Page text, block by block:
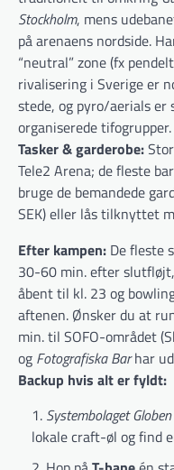
Stockholm, mens
på arenaens nordside.
“neutral” zone (fx
rivalisering i Sverige er
stede, og pyro/aerials
organiserede tifogrupper.
Tasker & garderobe:
Tele2 Arena; de fleste
bruge de bemandede
SEK) eller lås tilknyttet
Efter kampen: De fleste
30-60 min. efter
åbent til kl. 23 og
aftenen. Ønsker du at
min. til SOFO-området
og Fotografiska Barhar
Backup hvis alt er fyldt:
Systembolaget Globen
lokale craft-øl og find